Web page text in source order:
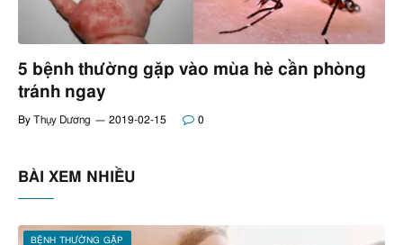
5 bệnh thường gặp vào mùa hè cần phòng
tránh ngay
By Thụy Dương 2019-02-15 0
BÀI XEM NHIỀU
BỆNH THƯỜNG GẶP